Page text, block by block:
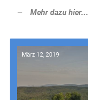
Mehr dazu hier...
März 12, 2019